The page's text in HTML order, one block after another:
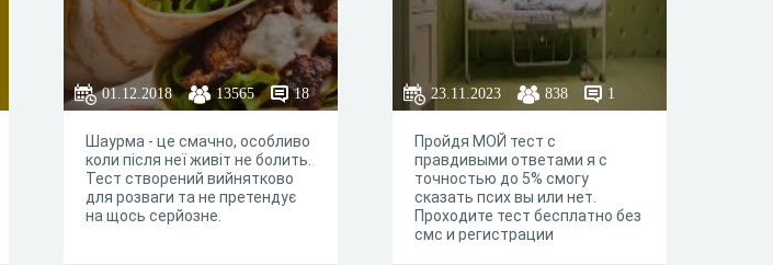
01.12.2018 13565 18
Шаурма - це смачно, особливо
коли після неї живіт не болить.
Тест створений вийнятково
для розваги та не претендує
на щось серйозне.
23.11.2023 838 1
Пройдя МОЙ тест с
правдивыми ответами я с
точностью до 5% смогу
сказать псих вы или нет.
Проходите тест бесплатно без
смс и регистрации